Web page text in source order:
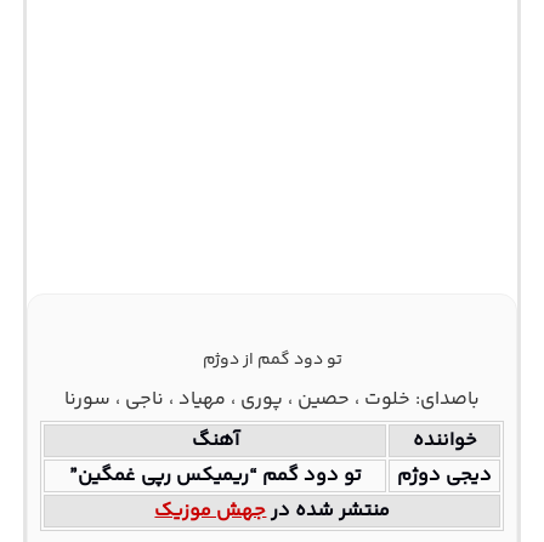
تو دود گمم از دوژم
باصدای: خلوت ، حصین ، پوری ، مهیاد ، ناجی ، سورنا
خواننده
آهنگ
دیجی دوژم
تو دود گمم “ریمیکس رپی غمگین”
منتشر شده درجهش موزیک